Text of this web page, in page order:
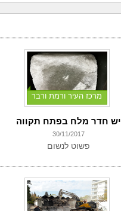
מרכז העיר ורמת ורבר
יש חדר מלח בפתח תקווה
30/11/2017
פשוט לנשום